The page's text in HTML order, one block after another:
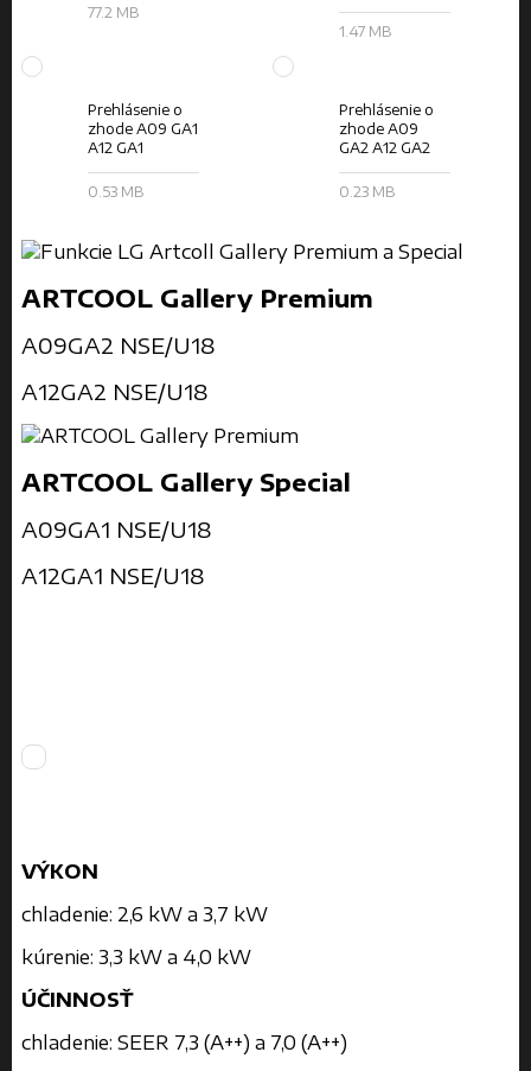
77.2 MB
1.47 MB
Prehlásenie o
zhode A09 GA1
A12 GA1
0.53 MB
Prehlásenie o
zhode A09
GA2 A12 GA2
0.23 MB
ARTCOOL Gallery Premium
A09GA2 NSE/U18
A12GA2 NSE/U18
ARTCOOL Gallery Special
A09GA1 NSE/U18
A12GA1 NSE/U18
VÝKON
chladenie: 2,6 kW a 3,7 kW
kúrenie: 3,3 kW a 4,0 kW
ÚČINNOSŤ
chladenie: SEER 7,3 (A++) a 7,0 (A++)